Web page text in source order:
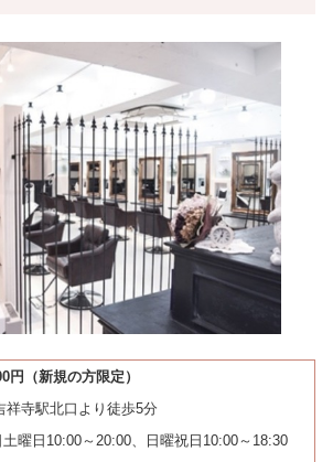
円（新規の方限定）
祥寺駅北口より徒歩5分
土曜日10:00～20:00、日曜祝日10:00～18:30